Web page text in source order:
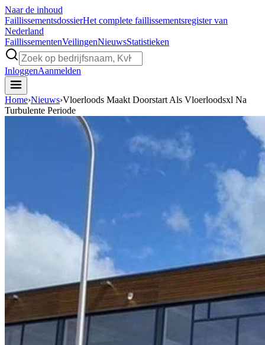
Naar de inhoud
FaillissementsdossierHet complete faillissementsregister van
Nederland
FaillissementenVeilingenNieuwsStatistieken
InloggenAanmelden
Home›Nieuws›Vloerloods Maakt Doorstart Als Vloerloodsxl Na
Turbulente Periode